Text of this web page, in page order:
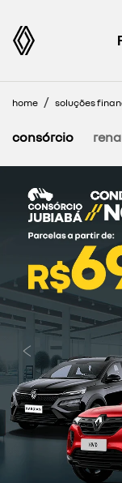
home soluções
consórcio